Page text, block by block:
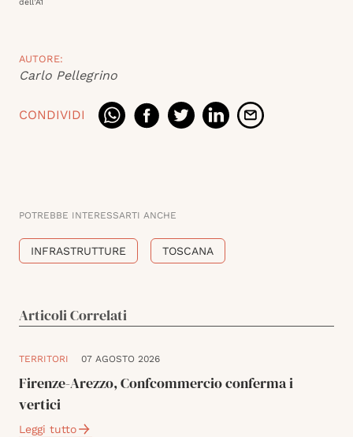
AUTORE:
Carlo Pellegrino
CONDIVIDI
POTREBBE INTERESSARTI ANCHE
INFRASTRUTTURE TOSCANA
Articoli Correlati
TERRITORI 07 AGOSTO 2026
Firenze-Arezzo, Confcommercio conferma i
vertici
Leggi tutto